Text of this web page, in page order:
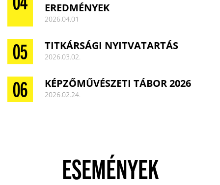
EREDMÉNYEK
2026.04.01
TITKÁRSÁGI NYITVATARTÁS
2026.03.02.
KÉPZŐMŰVÉSZETI TÁBOR 2026
2026.02.24.
ESEMÉNYEK